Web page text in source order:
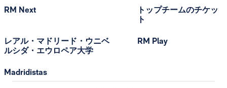
RM Next
レアル・マドリード・ウニベ
ルシダ・エウロペア大学
Madridistas
トップチームのチケッ
ト
RM Play